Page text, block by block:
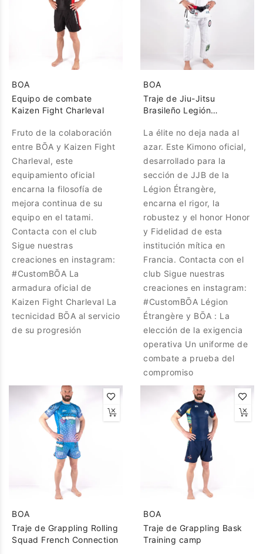
BOA
Equipo de combate
Kaizen Fight Charleval
Fruto de la colaboración
entre BŌA y Kaizen Fight
Charleval, este
equipamiento oficial
encarna la filosofía de
mejora continua de su
equipo en el tatami.
Contacta con el club
Sigue nuestras
creaciones en instagram:
#CustomBŌA La
armadura oficial de
Kaizen Fight Charleval La
tecnicidad BŌA al servicio
de su progresión
BOA
Traje de Jiu-Jitsu
Brasileño Legión
La élite no deja nada al
azar. Este Kimono oficial,
desarrollado para la
sección de JJB de la
Légion Étrangère,
encarna el rigor, la
robustez y el honor Honor
y Fidelidad de esta
institución mítica en
Francia. Contacta con el
club Sigue nuestras
creaciones en instagram:
#CustomBŌA Légion
Étrangère y BŌA : La
elección de la exigencia
operativa Un uniforme de
combate a prueba del
compromiso
BOA
Traje de Grappling Rolling
Squad French Connection
BOA
Traje de Grappling Bask
Training camp